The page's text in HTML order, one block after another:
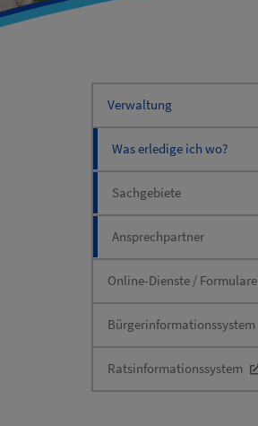
Verwaltung
Was erledige ich wo?
Sachgebiete
Ansprechpartner
Online-Dienste / Formulare
Bürgerinformationssystem
Ratsinformationssystem